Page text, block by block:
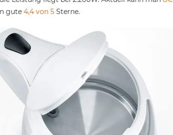
gute 4,4 von 5 Sterne.